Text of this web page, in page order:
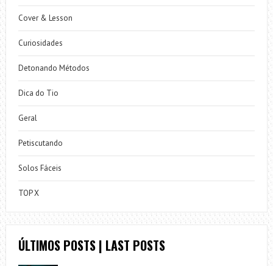
Cover & Lesson
Curiosidades
Detonando Métodos
Dica do Tio
Geral
Petiscutando
Solos Fáceis
TOP X
ÚLTIMOS POSTS | LAST POSTS